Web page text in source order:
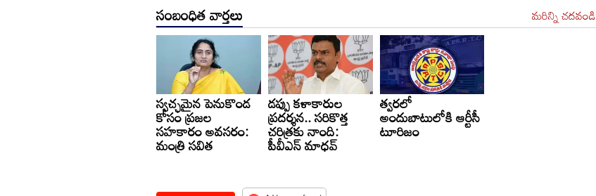
సంబంధిత వార్తలు మరిన్ని చదవండి
స్వచ్ఛమైన పెనుకొండ
కోసం ప్రజల
సహకారం అవసరం:
మంత్రి సవిత
డప్పు కళాకారుల
ప్రదర్శన.. సరికొత్త
చరిత్రకు నాంది:
పీవీఎన్ మాధవ్
త్వరలో
అందుబాటులోకి ఆర్టీసీ
టూరిజం